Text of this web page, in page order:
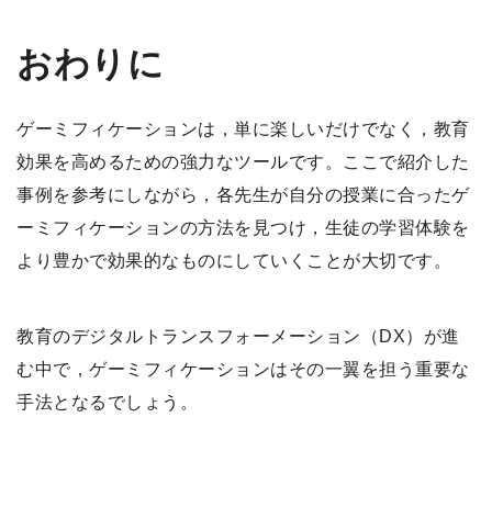
おわりに
ゲーミフィケーションは，単に楽しいだけでなく，教育
効果を高めるための強力なツールです。ここで紹介した
事例を参考にしながら，各先生が自分の授業に合ったゲ
ーミフィケーションの方法を見つけ，生徒の学習体験を
より豊かで効果的なものにしていくことが大切です。
教育のデジタルトランスフォーメーション（DX）が進
む中で，ゲーミフィケーションはその一翼を担う重要な
手法となるでしょう。